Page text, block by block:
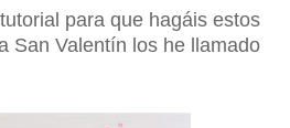
para que hagáis estos
San Valentín los he llamado